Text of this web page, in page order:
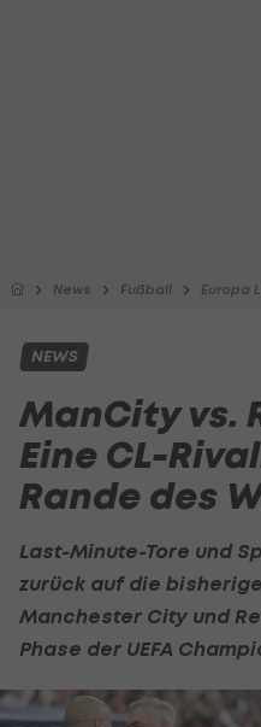
News Fußball Europa
NEWS
ManCity vs.
Eine CL-
Rande des
Last-Minute-Tore und
zurück auf die
Manchester City und
Phase der UEFA